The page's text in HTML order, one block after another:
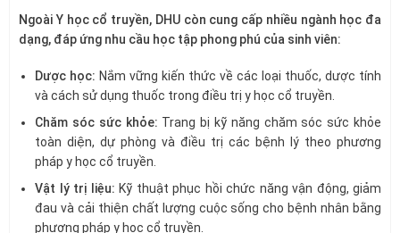
Ngoài Y học cổ truyền, DHU còn cung cấp nhiều ngành học đa
dạng, đáp ứng nhu cầu học tập phong phú của sinh viên:
Dược học: Nắm vững kiến thức về các loại thuốc, dược tính
và cách sử dụng thuốc trong điều trị y học cổ truyền.
Chăm sóc sức khỏe: Trang bị kỹ năng chăm sóc sức khỏe
toàn diện, dự phòng và điều trị các bệnh lý theo phương
pháp y học cổ truyền.
Vật lý trị liệu: Kỹ thuật phục hồi chức năng vận động, giảm
đau và cải thiện chất lượng cuộc sống cho bệnh nhân bằng
phương pháp y học cổ truyền.